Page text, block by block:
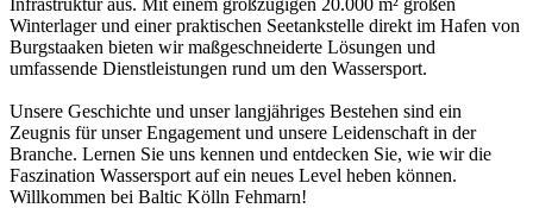
Infrastruktur aus. Mit einem großzügigen 20.000 m² großen
Winterlager und einer praktischen Seetankstelle direkt im Hafen von
Burgstaaken bieten wir maßgeschneiderte Lösungen und
umfassende Dienstleistungen rund um den Wassersport.
Unsere Geschichte und unser langjähriges Bestehen sind ein
Zeugnis für unser Engagement und unsere Leidenschaft in der
Branche. Lernen Sie uns kennen und entdecken Sie, wie wir die
Faszination Wassersport auf ein neues Level heben können.
Willkommen bei Baltic Kölln Fehmarn!